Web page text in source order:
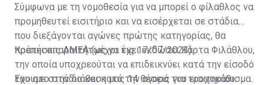
Σύμφωνα με τη νομοθεσία για να μπορεί ο φίλαθλος να
προμηθευτεί εισιτήριο και να εισέρχεται σε στάδια
που διεξάγονται αγώνες πρώτης κατηγορίας, θα
πρέπει απαραιτήτως να έχει εκδώσει Κάρτα Φιλάθλου,
την οποία υποχρεούται να επιδεικνύει κατά την είσοδό
του στο στάδιο και κατά την αγορά του εισιτηρίου.
Κρατήσεις ΑΜΕΑ (μέχρι τις 17/07/2023)
Έχουμε στην διάθεση μας 14 θέσεις για τροχοκάθισμα.